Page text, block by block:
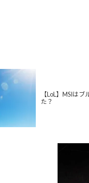
【LoL】MSIは
た？